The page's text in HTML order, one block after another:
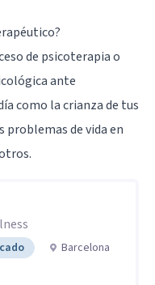
de psicoterapia o
ante
como la crianza de tus
de vida en
Barcelona